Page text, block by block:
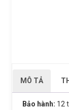
MÔ TẢ
Bảo hành: 12